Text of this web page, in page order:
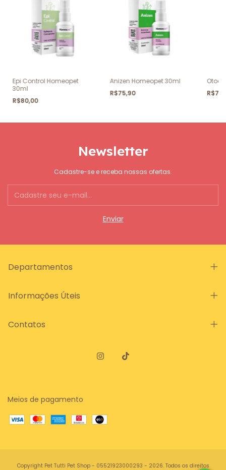
Epi Control Homeopet
30ml
R$80,00
Anizen Homeopet 30ml
R$75,90
Newsletter
Cadastre-se e receba nossas ofertas.
Departamentos
Informações Úteis
Contatos
Meios de pagamento
Copyright Pet Tutti Pet Shop - 05521923000293 - 2026. Todos os direitos